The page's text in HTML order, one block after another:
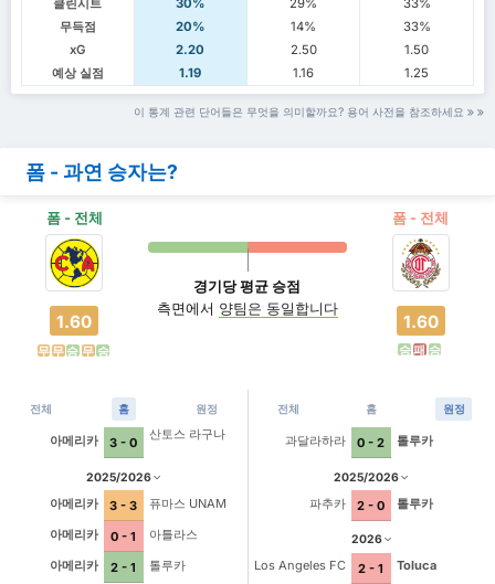
클린시트
30% 29%
33%
무득점
20% 14%
33%
xG
2.20 2.50
1.50
예상 실점
1.19 1.16 1.25
이 통계 관련 단어들은 무엇을 의미할까요? 용어 사전을 참조하세요
폼 - 과연 승자는?
폼 - 전체 폼 - 전체
1.60
무 무 승 무 승
경기당 평균 승점
측면에서 양팀은 동일합니다
1.60
승 패 승
전체 홈 원정
아메리카 3 - 0
산토스 라구나
2025/2026
아메리카 3 - 3
퓨마스 UNAM
아메리카
0 - 1
아틀라스
아메리카
2 - 1 톨루카
전체 홈 원정
과달라하라 0 - 2 톨루카
2025/2026
파추카 2 - 0 톨루카
2026
Los Angeles FC 2 - 1 Toluca